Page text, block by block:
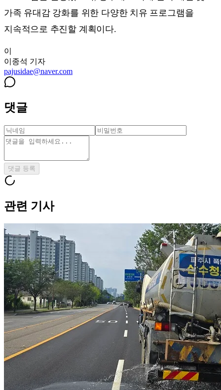
가족 유대감 강화를 위한 다양한 치유 프로그램을
지속적으로 추진할 계획이다.
이
이종석 기자
pajusidae@naver.com
댓글
댓글 등록
관련 기사